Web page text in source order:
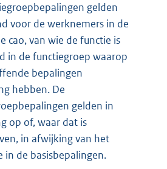
gelden
voor de werknemers in de
cao, van wie de functie is
in de functiegroep waarop
bepalingen
hebben. De
gelden in
op of, waar dat is
in afwijking van het
in de basisbepalingen.